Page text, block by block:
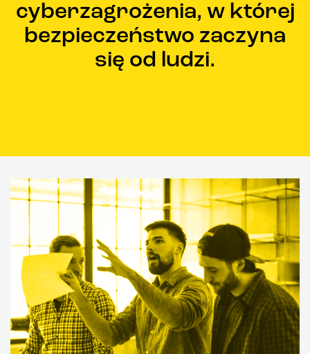
cyberzagrożenia, w której
bezpieczeństwo zaczyna
się od ludzi.